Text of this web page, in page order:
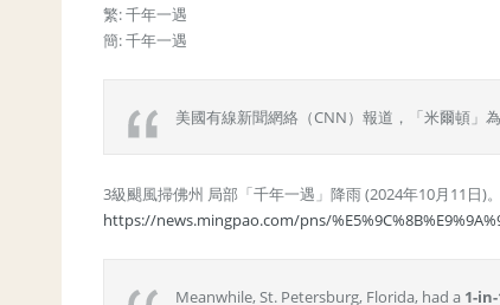
繁: 千年一遇
簡: 千年一遇
美國有線新聞網絡（CNN）報道，「米爾頓」
3級颶風掃佛州 局部「千年一遇」降雨 (2024年10月11日)。
https://news.mingpao.com/pns/
Meanwhile, St. Petersburg, Florida, had a 1-